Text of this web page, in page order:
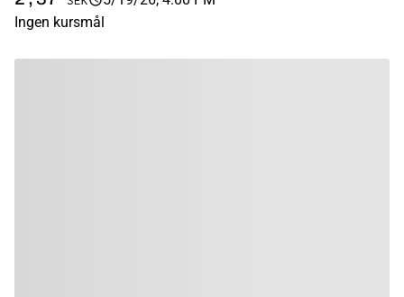
Ingen kursmål